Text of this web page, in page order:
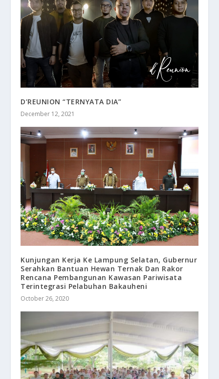
D’REUNION “TERNYATA DIA”
December 12, 2021
Kunjungan Kerja Ke Lampung Selatan, Gubernur
Serahkan Bantuan Hewan Ternak Dan Rakor
Rencana Pembangunan Kawasan Pariwisata
Terintegrasi Pelabuhan Bakauheni
October 26, 2020